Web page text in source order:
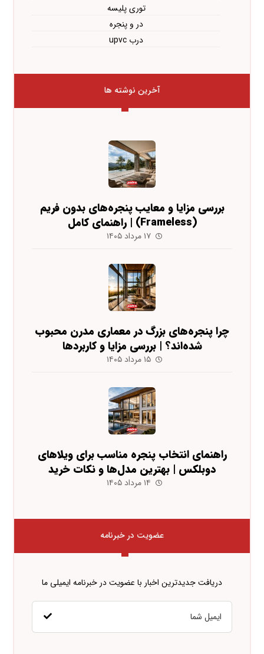
توری پلیسه
در و پنجره
درب upvc
آخرین نوشته ها
بررسی مزایا و معایب پنجره‌های بدون فریم
(Frameless) | راهنمای کامل
۱۷ مرداد ۱۴۰۵
چرا پنجره‌های بزرگ در معماری مدرن محبوب
شده‌اند؟ | بررسی مزایا و کاربردها
۱۵ مرداد ۱۴۰۵
راهنمای انتخاب پنجره مناسب برای ویلاهای
دوبلکس | بهترین مدل‌ها و نکات خرید
۱۴ مرداد ۱۴۰۵
عضویت در خبرنامه
دریافت جدیدترین اخبار با عضویت در خبرنامه ایمیلی ما